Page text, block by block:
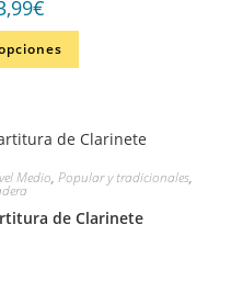
€
Medio, Popular y tradicionales,
de Clarinete